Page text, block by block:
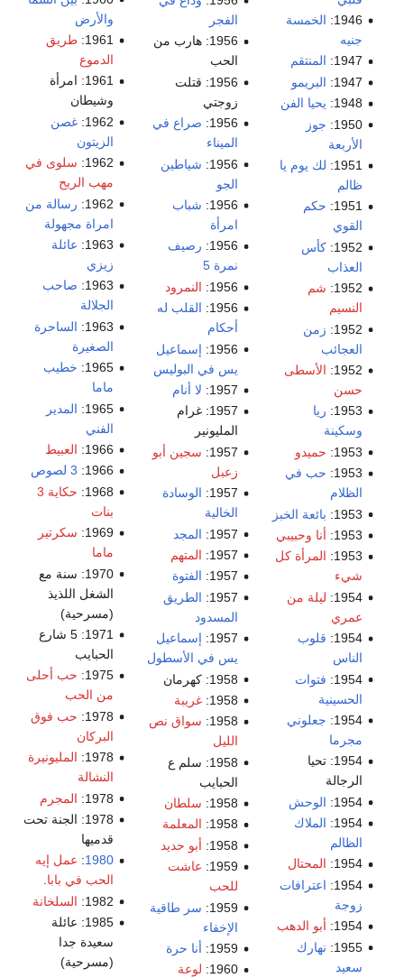
1946:
الخمسة
جنيه
1947:
المنتقم
1947:
البريمو
1948:
يحيا الفن
1950:
جوز
الأربعة
1951:
لك يوم يا
ظالم
1951:
حكم
القوي
1952: كأس
العذاب
1952:
شم
النسيم
1952:
زمن
العجائب
1952:
الأسطى
حسن
1953:
ريا
وسكينة
1953:
حميدو
1953:
حب في
الظلام
1953:
بائعة الخبز
1953:
أنا وحبيبي
1953:
المرأة كل
شيء
1954:
ليلة من
عمري
1954:
قلوب
الناس
1954:
فتوات
الحسينية
1954:
جعلوني
مجرما
1954: تحيا
الرجالة
1954:
الوحش
1954:
الملاك
الظالم
1954:
المحتال
1954:
اعترافات
زوجة
1954:
أبو الدهب
1955:
نهارك
سعيد
الفجر
1956: هارب من
الحب
1956: قتلت
زوجتي
1956:
صراع في
الميناء
1956:
شياطين
الجو
1956:
شباب
امرأة
1956:
رصيف
نمرة 5
1956:
النمرود
1956:
القلب له
أحكام
1956:
إسماعيل
يس في البوليس
1957:
لا أنام
1957: غرام
المليونير
1957:
سجين أبو
زعبل
1957:
الوسادة
الخالية
1957:
المجد
1957:
المتهم
1957:
الفتوة
1957:
الطريق
المسدود
1957:
إسماعيل
يس في الأسطول
1958: كهرمان
1958: غريبة
1958:
سواق نص
الليل
1958: سلم ع
الحبايب
1958:
سلطان
1958:
المعلمة
1958:
أبو حديد
1959:
عاشت
للحب
1959:
سر طاقية
الإخفاء
1959:
أنا حرة
1960:
لوعة
والأرض
1961: طريق
الدموع
1961: امرأة
وشيطان
1962: غصن
الزيتون
1962:
سلوى في
مهب الريح
1962:
رسالة من
امراة مجهولة
1963:
عائلة
زيزي
1963:
صاحب
الجلالة
1963:
الساحرة
الصغيرة
1965:
خطيب
ماما
1965:
المدير
الفني
1966:
العبيط
1966:
3 لصوص
1968:
حكاية 3
بنات
1969:
سكرتير
ماما
1970: سنة مع
الشغل اللذيذ
(مسرحية)
1971: 5 شارع
الحبايب
1975:
حب أحلى
من الحب
1978:
حب فوق
البركان
1978:
المليونيرة
النشالة
1978:
المجرم
1978: الجنة تحت
قدميها
1980
: عمل إيه
الحب في بابا.
1982:
السلخانة
1985: عائلة
سعيدة جدا
(مسرحية)